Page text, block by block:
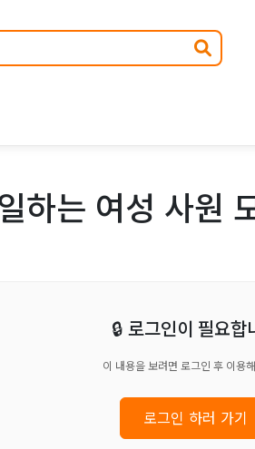
하는 여성 사원
🔒 로그인이 필요합
이 내용을 보려면 로그인 후 이용
로그인 하러 가기